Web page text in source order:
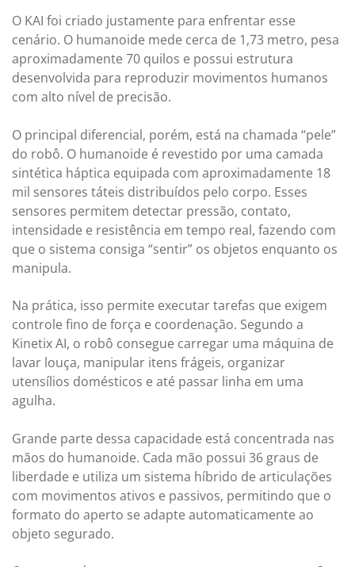
O KAI foi criado justamente para enfrentar esse
cenário. O humanoide mede cerca de 1,73 metro, pesa
aproximadamente 70 quilos e possui estrutura
desenvolvida para reproduzir movimentos humanos
com alto nível de precisão.
O principal diferencial, porém, está na chamada “pele”
do robô. O humanoide é revestido por uma camada
sintética háptica equipada com aproximadamente 18
mil sensores táteis distribuídos pelo corpo. Esses
sensores permitem detectar pressão, contato,
intensidade e resistência em tempo real, fazendo com
que o sistema consiga “sentir” os objetos enquanto os
manipula.
Na prática, isso permite executar tarefas que exigem
controle fino de força e coordenação. Segundo a
Kinetix AI, o robô consegue carregar uma máquina de
lavar louça, manipular itens frágeis, organizar
utensílios domésticos e até passar linha em uma
agulha.
Grande parte dessa capacidade está concentrada nas
mãos do humanoide. Cada mão possui 36 graus de
liberdade e utiliza um sistema híbrido de articulações
com movimentos ativos e passivos, permitindo que o
formato do aperto se adapte automaticamente ao
objeto segurado.